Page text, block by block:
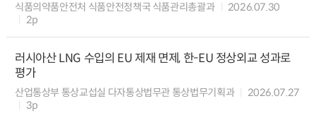
식품의약품안전처 식품안전정책국 식품관리총괄과
2026.07.30
2p
러시아산 LNG 수입의 EU 제재 면제, 한-EU 정상외교 성과로
평가
산업통상부 통상교섭실 다자통상법무관 통상법무기획과
2026.07.27
3p